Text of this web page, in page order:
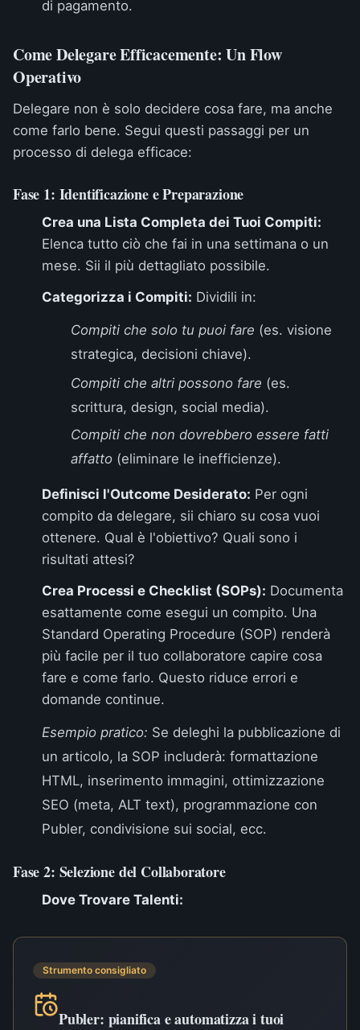
di pagamento.
Come Delegare Efficacemente: Un Flow
Operativo
Delegare non è solo decidere cosa fare, ma anche
come farlo bene. Segui questi passaggi per un
processo di delega efficace:
Fase 1: Identificazione e Preparazione
Crea una Lista Completa dei Tuoi Compiti:
Elenca tutto ciò che fai in una settimana o un
mese. Sii il più dettagliato possibile.
Categorizza i Compiti: Dividili in:
Compiti che solo tu puoi fare (es. visione
strategica, decisioni chiave).
Compiti che altri possono fare (es.
scrittura, design, social media).
Compiti che non dovrebbero essere fatti
affatto (eliminare le inefficienze).
Definisci l'Outcome Desiderato: Per ogni
compito da delegare, sii chiaro su cosa vuoi
ottenere. Qual è l'obiettivo? Quali sono i
risultati attesi?
Crea Processi e Checklist (SOPs): Documenta
esattamente come esegui un compito. Una
Standard Operating Procedure (SOP) renderà
più facile per il tuo collaboratore capire cosa
fare e come farlo. Questo riduce errori e
domande continue.
Esempio pratico: Se deleghi la pubblicazione di
un articolo, la SOP includerà: formattazione
HTML, inserimento immagini, ottimizzazione
SEO (meta, ALT text), programmazione con
Publer, condivisione sui social, ecc.
Fase 2: Selezione del Collaboratore
Dove Trovare Talenti:
Strumento consigliato
Publer: pianifica e automatizza i tuoi